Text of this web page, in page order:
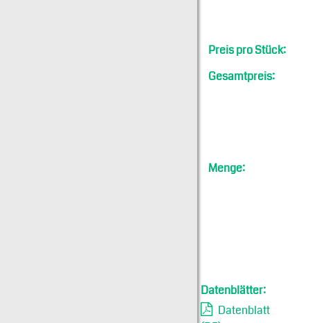
Preis pro Stück:
Gesamtpreis:
Menge:
Datenblätter:
Datenblatt